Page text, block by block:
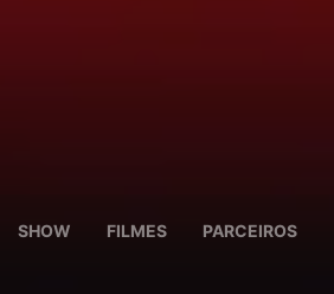
SHOW FILMES PARCEIROS